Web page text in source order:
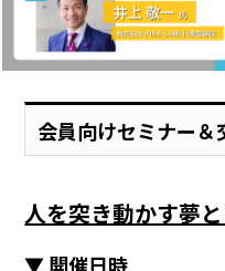
会員向けセミナー＆
人を突き動かす夢
▼ 開催日時